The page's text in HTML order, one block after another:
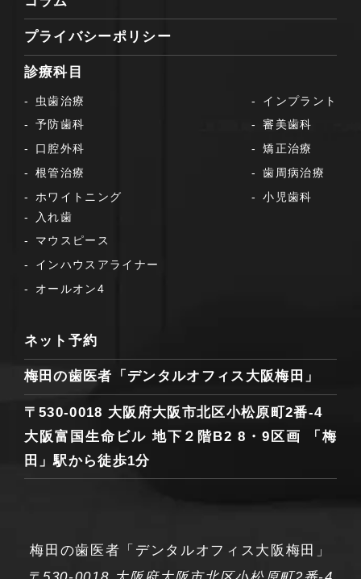
プライバシーポリシー
診療科目
虫歯治療
予防歯科
口腔外科
根管治療
ホワイトニング
インプラント
審美歯科
矯正治療
歯周病治療
小児歯科
入れ歯
マウスピース
インハウスアライナー
オールオン4
ネット予約
梅田の歯医者「デンタルオフィス大阪梅田」
〒530-0018 大阪府大阪市北区小松原町2番-4
大阪富国生命ビル 地下２階B2 8・9区画
「梅
田」駅から徒歩1分
梅田の歯医者 「デンタルオフィス大阪梅田」